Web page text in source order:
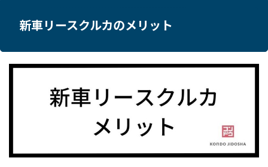
新車リースクルカのメリット